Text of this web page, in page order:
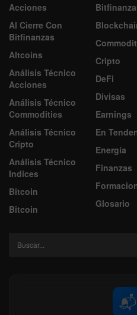
Acciones
Al Cierre Con
Bitfinanzas
Altcoins
Análisis Técnico
Acciones
Análisis Técnico
Commodities
Análisis Técnico
Cripto
Análisis Técnico
Indices
Bitcoin
Bitcoin
Cripto
DeFi
Divisas
Earnings
En
Energía
Finanzas
Glosario
📬